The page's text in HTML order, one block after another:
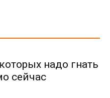
надо гнать
сейчас